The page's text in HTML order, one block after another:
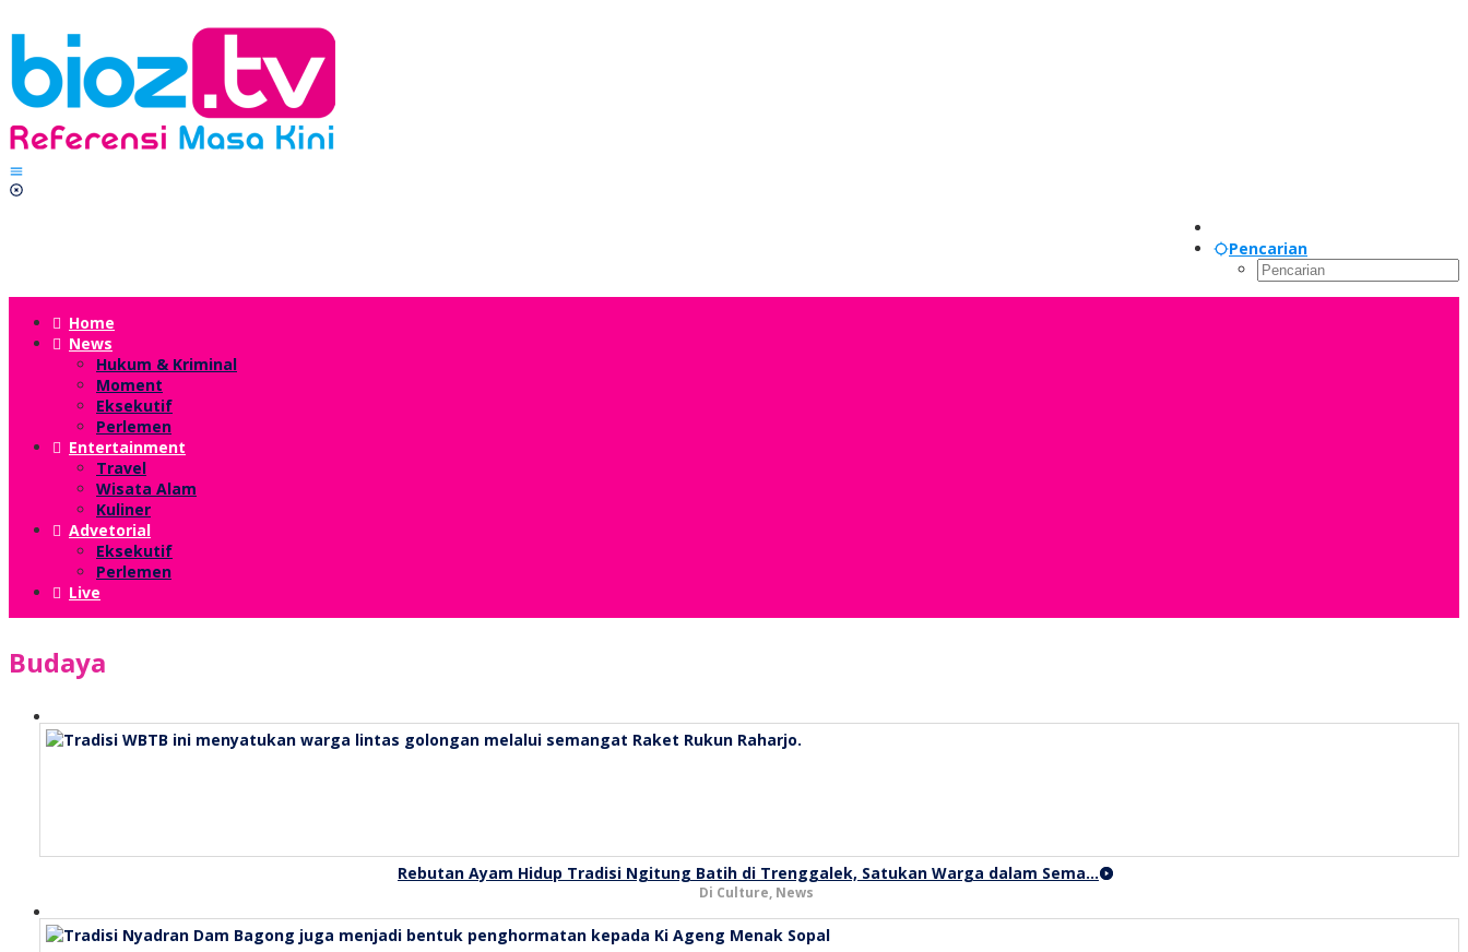
ke
konten
Pencarian
Home
News
Hukum & Kriminal
Moment
Eksekutif
Perlemen
Entertainment
Travel
Wisata Alam
Kuliner
Advetorial
Eksekutif
Perlemen
Live
Budaya
Rebutan Ayam Hidup Tradisi Ngitung Batih di Trenggalek, Satukan Warga dalam Sema…
Di Culture, News